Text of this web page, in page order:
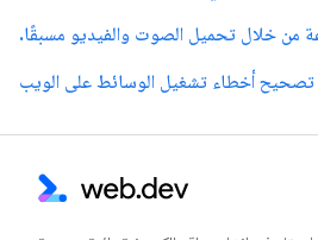
من خلال تحميل الصوت والفيديو مسبقًا.
تصحيح أخطاء تشغيل الوسائط على الويب